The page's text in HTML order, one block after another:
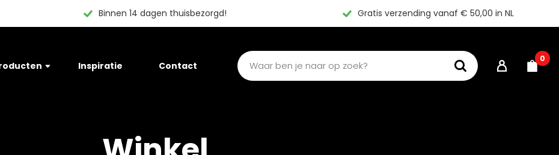
Binnen 14 dagen thuisbezorgd! Gratis verzending vanaf € 50,00 in NL
Inspiratie Contact
0